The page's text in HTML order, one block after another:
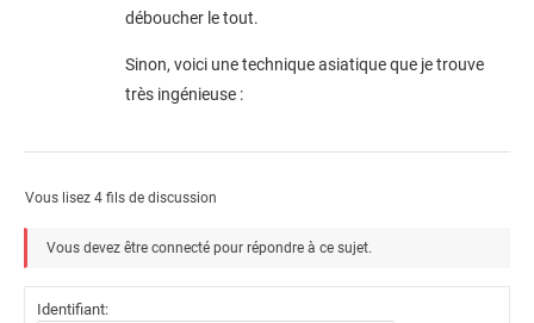
déboucher le tout.
Sinon, voici une technique asiatique que je trouve
très ingénieuse :
Vous lisez 4 fils de discussion
Vous devez être connecté pour répondre à ce sujet.
Identifiant: